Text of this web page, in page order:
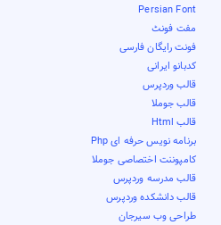
Persian Font
مفت فونٹ
فونت رایگان فارسی
کدبانو ایرانی
قالب وردپرس
قالب جوملا
قالب Html
برنامه نویس حرفه ای Php
کامپوننت اختصاصی جوملا
قالب مدرسه وردپرس
قالب دانشکده وردپرس
طراحی وب سیرجان